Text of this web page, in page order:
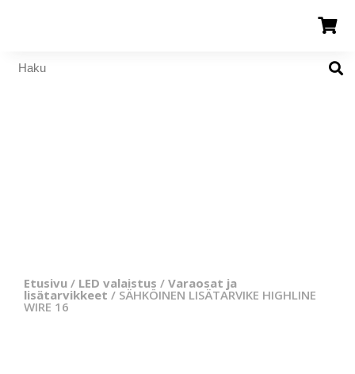
Etusivu / LED valaistus / Varaosat ja
lisätarvikkeet / SÄHKÖINEN LISÄTARVIKE HIGHLINE
WIRE 16